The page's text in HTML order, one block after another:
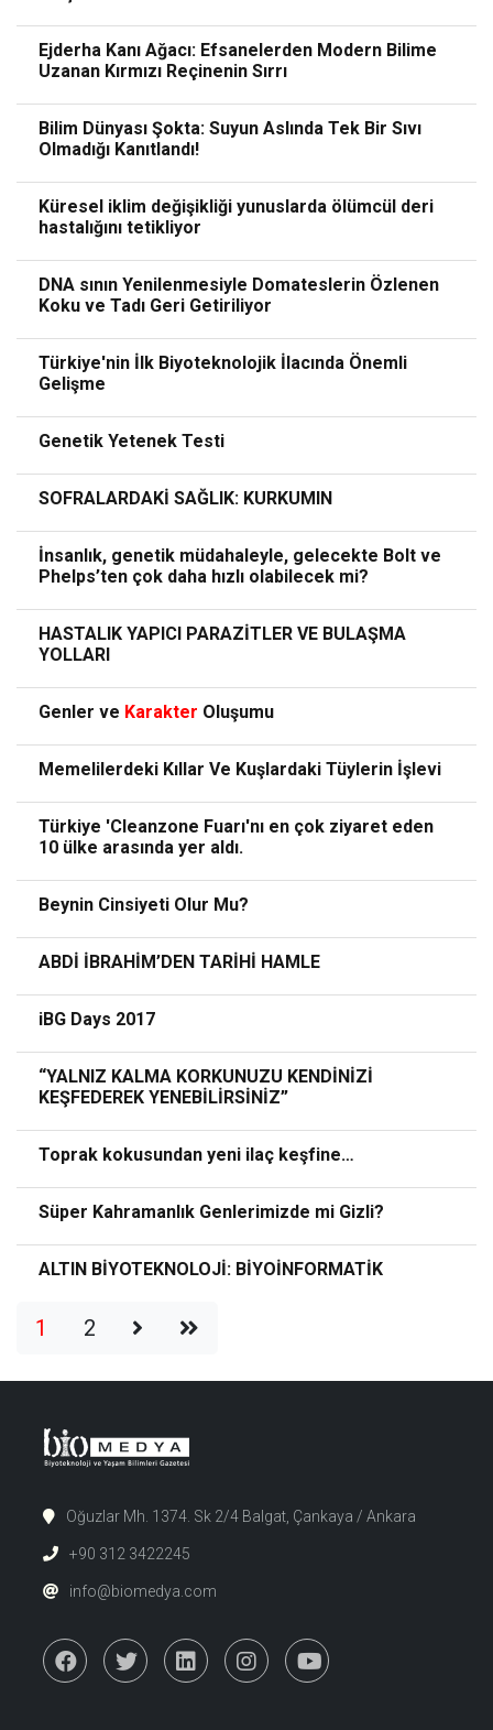
Ejderha Kanı Ağacı: Efsanelerden Modern Bilime
Uzanan Kırmızı Reçinenin Sırrı
Bilim Dünyası Şokta: Suyun Aslında Tek Bir Sıvı
Olmadığı Kanıtlandı!
Küresel iklim değişikliği yunuslarda ölümcül deri
hastalığını tetikliyor
DNA sının Yenilenmesiyle Domateslerin Özlenen
Koku ve Tadı Geri Getiriliyor
Türkiye'nin İlk Biyoteknolojik İlacında Önemli
Gelişme
Genetik Yetenek Testi
SOFRALARDAKİ SAĞLIK: KURKUMIN
İnsanlık, genetik müdahaleyle, gelecekte Bolt ve
Phelps’ten çok daha hızlı olabilecek mi?
HASTALIK YAPICI PARAZİTLER VE BULAŞMA
YOLLARI
Genler ve Karakter Oluşumu
Memelilerdeki Kıllar Ve Kuşlardaki Tüylerin İşlevi
Türkiye 'Cleanzone Fuarı'nı en çok ziyaret eden
10 ülke arasında yer aldı.
Beynin Cinsiyeti Olur Mu?
ABDİ İBRAHİM’DEN TARİHİ HAMLE
iBG Days 2017
“YALNIZ KALMA KORKUNUZU KENDİNİZİ
KEŞFEDEREK YENEBİLİRSİNİZ”
Toprak kokusundan yeni ilaç keşfine…
Süper Kahramanlık Genlerimizde mi Gizli?
ALTIN BİYOTEKNOLOJİ: BİYOİNFORMATİK
1 2
Oğuzlar Mh. 1374. Sk 2/4 Balgat, Çankaya / Ankara
+90 312 3422245
info@biomedya.com